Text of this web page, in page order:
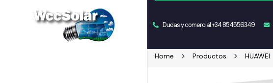
Dudas y comercial +34 854556349
Home Productos HUAWEI